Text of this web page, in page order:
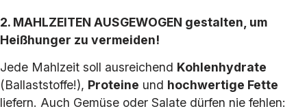
2. MAHLZEITEN AUSGEWOGEN gestalten, um
Heißhunger zu vermeiden!
Jede Mahlzeit soll ausreichend Kohlenhydrate
(Ballaststoffe!), Proteine und hochwertige Fette
liefern. Auch Gemüse oder Salate dürfen nie fehlen: